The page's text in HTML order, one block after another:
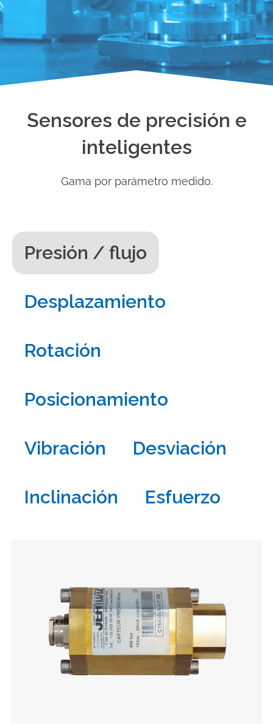
Sensores de precisión e
inteligentes
Gama por parámetro medido.
Presión / flujo
Desplazamiento
Rotación
Posicionamiento
Vibración Desviación
Inclinación Esfuerzo